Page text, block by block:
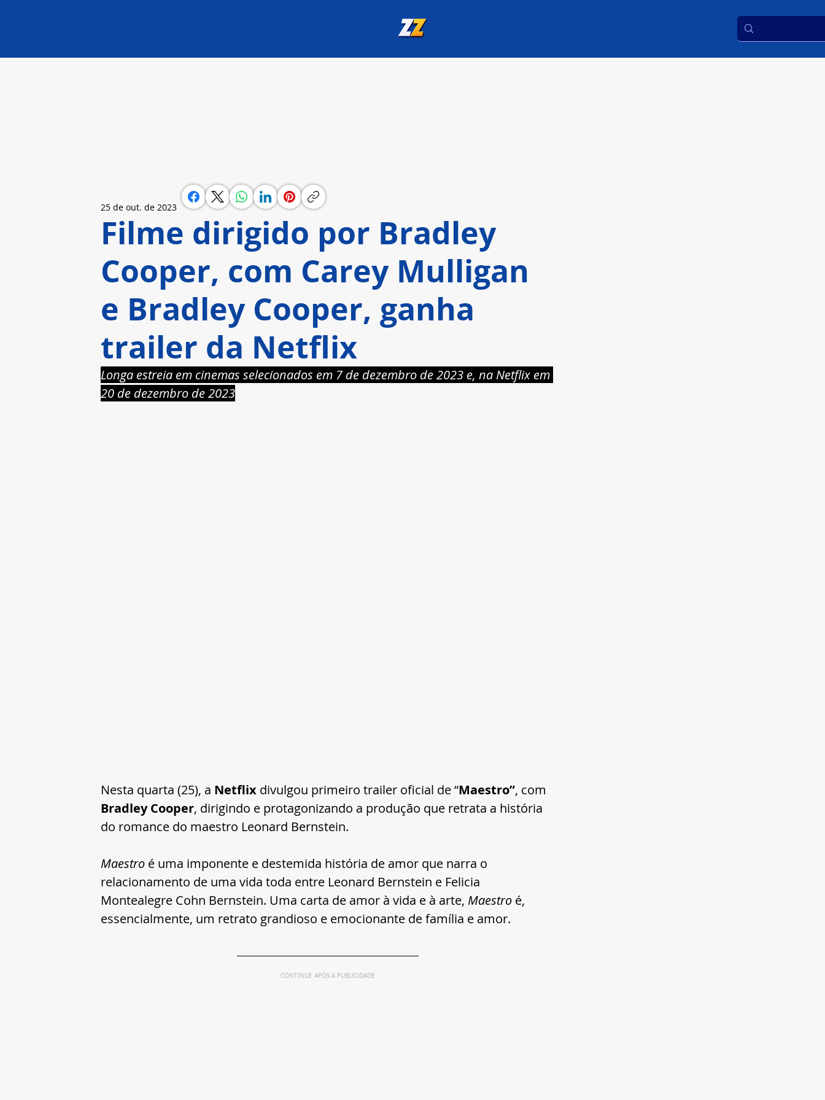
Filme dirigido por Bradley
Cooper, com Carey Mulligan
e Bradley Cooper, ganha
trailer da Netflix
25 de out. de 2023
Longa estreia em cinemas selecionados em 7 de dezembro de 2023 e, na Netflix em
20 de dezembro de 2023
Nesta quarta (25), a Netflix divulgou primeiro trailer oficial de “Maestro”, com
Bradley Cooper, dirigindo e protagonizando a produção que retrata a história
do romance do maestro Leonard Bernstein.
Maestro é uma imponente e destemida história de amor que narra o
relacionamento de uma vida toda entre Leonard Bernstein e Felicia
Montealegre Cohn Bernstein. Uma carta de amor à vida e à arte, Maestro é,
essencialmente, um retrato grandioso e emocionante de família e amor.
CONTINUE APÓS A PUBLICIDADE